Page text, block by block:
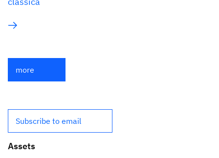
more
Subscribe to email
Assets